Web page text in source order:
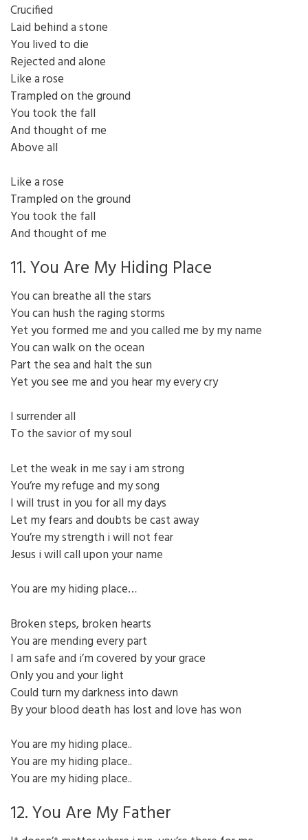
Crucified
Laid behind a stone
You lived to die
Rejected and alone
Like a rose
Trampled on the ground
You took the fall
And thought of me
Above all
Like a rose
Trampled on the ground
You took the fall
And thought of me
11. You Are My Hiding Place
You can breathe all the stars
You can hush the raging storms
Yet you formed me and you called me by my name
You can walk on the ocean
Part the sea and halt the sun
Yet you see me and you hear my every cry
I surrender all
To the savior of my soul
Let the weak in me say i am strong
You’re my refuge and my song
I will trust in you for all my days
Let my fears and doubts be cast away
You’re my strength i will not fear
Jesus i will call upon your name
You are my hiding place…
Broken steps, broken hearts
You are mending every part
I am safe and i’m covered by your grace
Only you and your light
Could turn my darkness into dawn
By your blood death has lost and love has won
You are my hiding place..
You are my hiding place..
You are my hiding place..
12. You Are My Father